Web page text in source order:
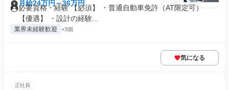
月給24万円～36万円
必要資格・経験 【必須】 ・普通自動車免許（AT限定可）
【優遇】 ・設計の経験...
業界未経験歓迎 +3個
気になる
正社員